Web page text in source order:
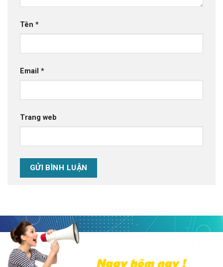
Tên *
Email *
Trang web